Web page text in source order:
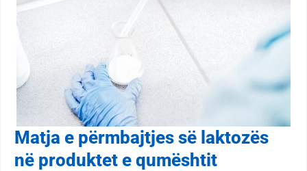
Matja e përmbajtjes së laktozës
në produktet e qumështit